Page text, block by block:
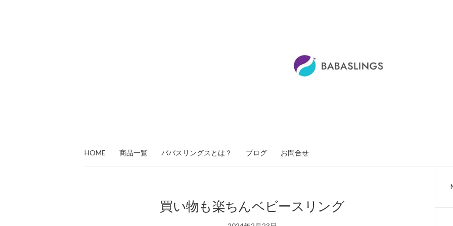
HOME 商品一覧 ババスリングスとは？ ブログ お問合せ
買い物も楽ちんベビースリング